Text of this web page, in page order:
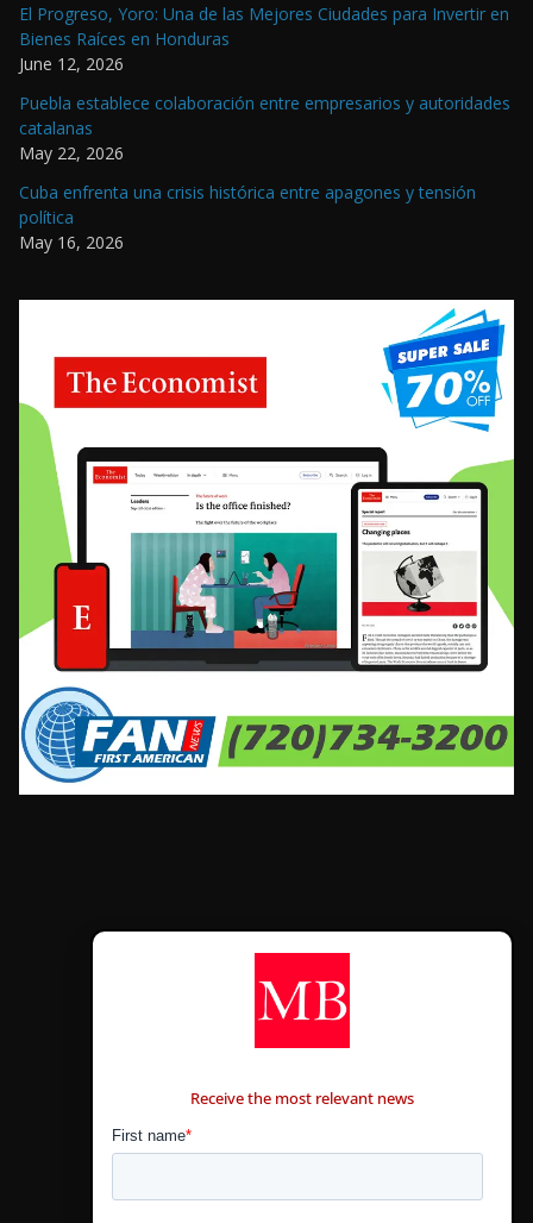
El Progreso, Yoro: Una de las Mejores Ciudades para Invertir en
Bienes Raíces en Honduras
June 12, 2026
Puebla establece colaboración entre empresarios y autoridades
catalanas
May 22, 2026
Cuba enfrenta una crisis histórica entre apagones y tensión
política
May 16, 2026
Receive the most relevant news